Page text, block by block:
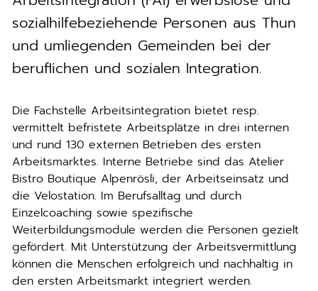
sozialhilfebeziehende Personen aus Thun
und umliegenden Gemeinden bei der
beruflichen und sozialen Integration.
Die Fachstelle Arbeitsintegration bietet resp.
vermittelt befristete Arbeitsplätze in drei internen
und rund 130 externen Betrieben des ersten
Arbeitsmarktes. Interne Betriebe sind das Atelier
Bistro Boutique Alpenrösli, der Arbeitseinsatz und
die Velostation. Im Berufsalltag und durch
Einzelcoaching sowie spezifische
Weiterbildungsmodule werden die Personen gezielt
gefördert. Mit Unterstützung der Arbeitsvermittlung
können die Menschen erfolgreich und nachhaltig in
den ersten Arbeitsmarkt integriert werden.